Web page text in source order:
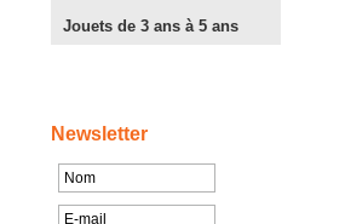
Jouets de 3 ans à 5 ans
Newsletter